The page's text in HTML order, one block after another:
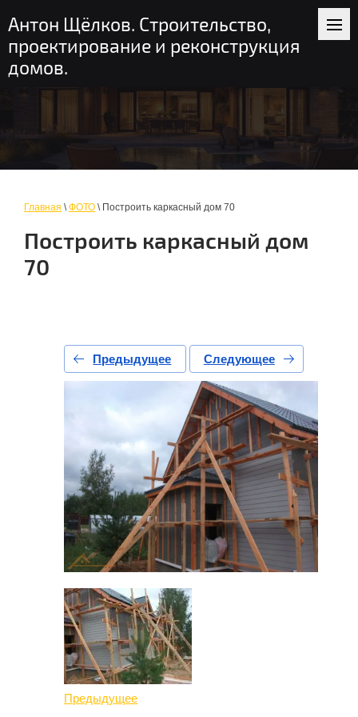
Антон Щёлков. Строительство,
проектирование и реконструкция
домов.
Москва и область
Главная \ФОТО \ Построить каркасный дом 70
Построить каркасный дом
70
Предыдущее Следующее
Предыдущее